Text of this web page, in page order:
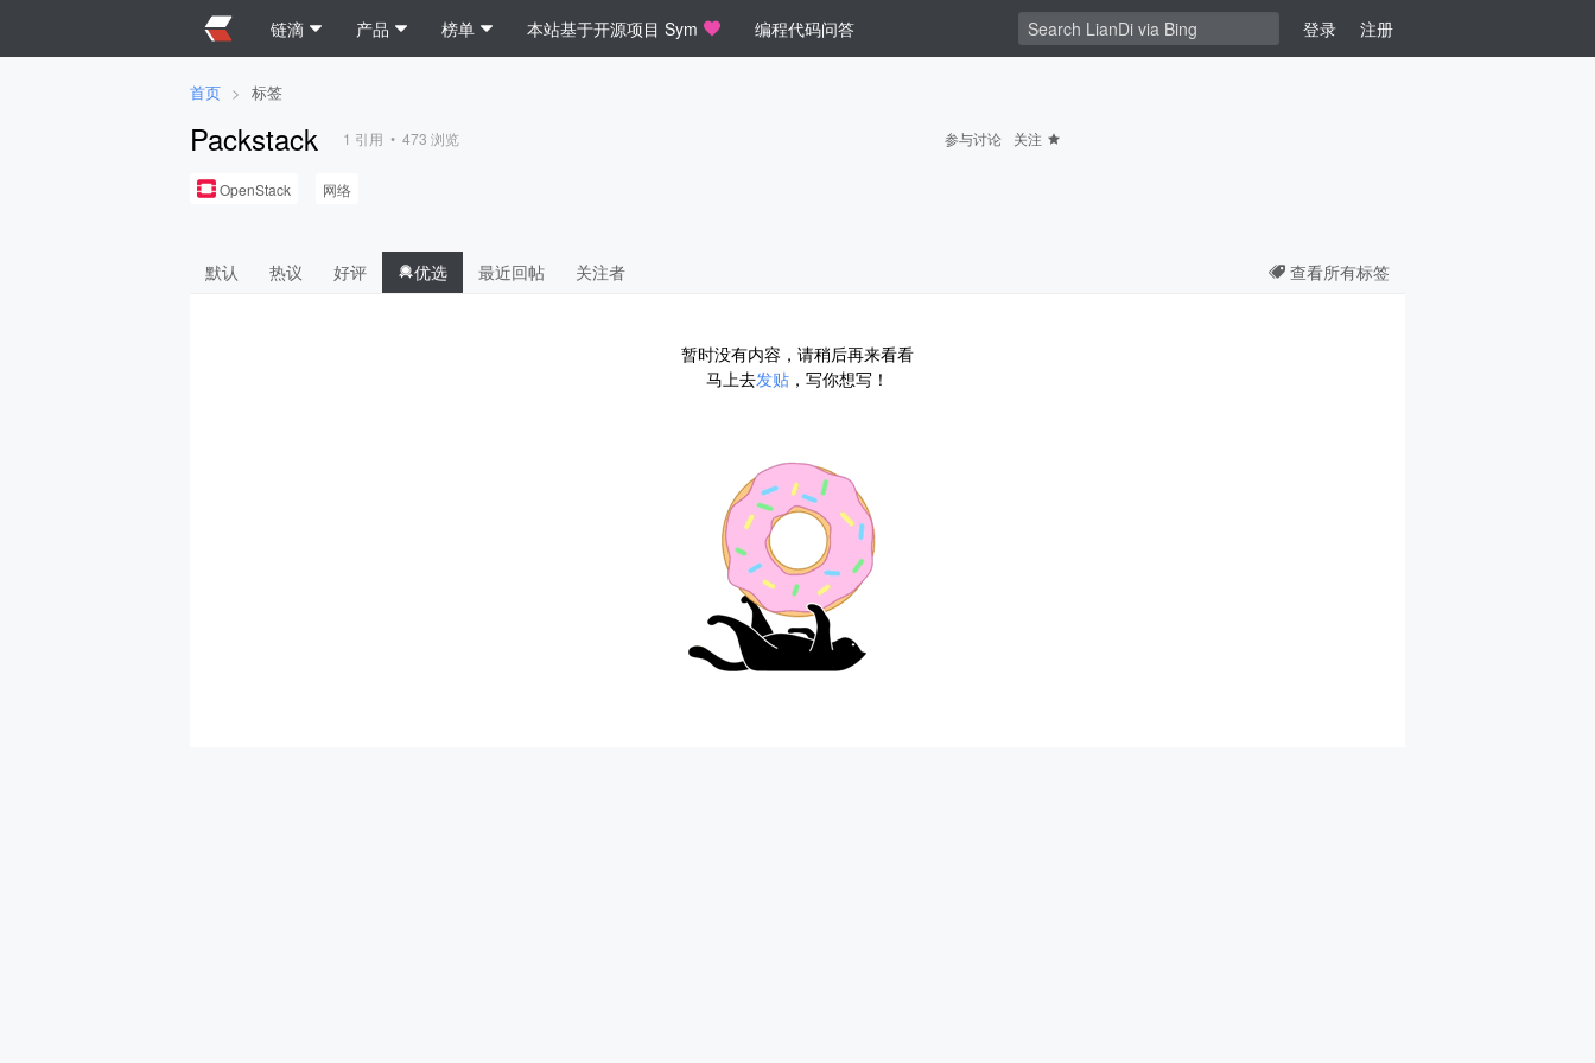
链滴 产品 榜单 本站基于开源项目 Sym 编程代码问答 登录 注册
首页 > 标签
Packstack 1 引用 • 473 浏览 参与讨论 关注
OpenStack 网络
默认 热议 好评 优选 最近回帖 关注者 查看所有标签
暂时没有内容，请稍后再来看看
马上去发贴 ，写你想写！